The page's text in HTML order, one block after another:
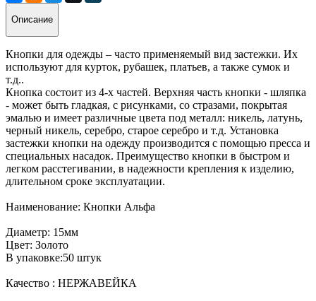
Описание
Кнопки для одежды – часто применяемый вид застежки. Их
используют для курток, рубашек, платьев, а также сумок и
т.д..
Кнопка состоит из 4-х частей. Верхняя часть кнопки - шляпка
- может быть гладкая, с рисунками, со стразами, покрытая
эмалью и имеет различные цвета под металл: никель, латунь,
черный никель, серебро, старое серебро и т.д. Установка
застежки кнопки на одежду производится с помощью пресса и
специальных насадок. Преимущество кнопки в быстром и
легком расстегивании, в надежности крепления к изделию,
длительном сроке эксплуатации.
Наименование: Кнопки Альфа
Диаметр: 15мм
Цвет: Золото
В упаковке:50 штук
Качество : НЕРЖАВЕЙКА